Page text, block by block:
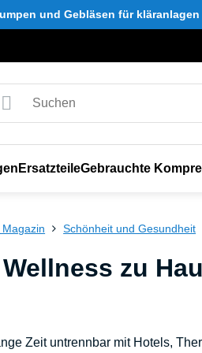
und Gebläsen für kläranlagen
ErsatzteileGebrauchte
Magazin Schönheit und Gesundheit
zu
Zeit untrennbar mit Hotels,